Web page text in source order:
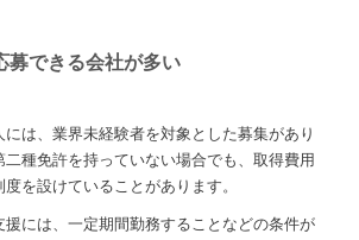
募できる会社が多い
は、業界未経験者を対象とした募集があり
二種免許を持っていない場合でも、取得費用
を設けていることがあります。
援には、一定期間勤務することなどの条件が